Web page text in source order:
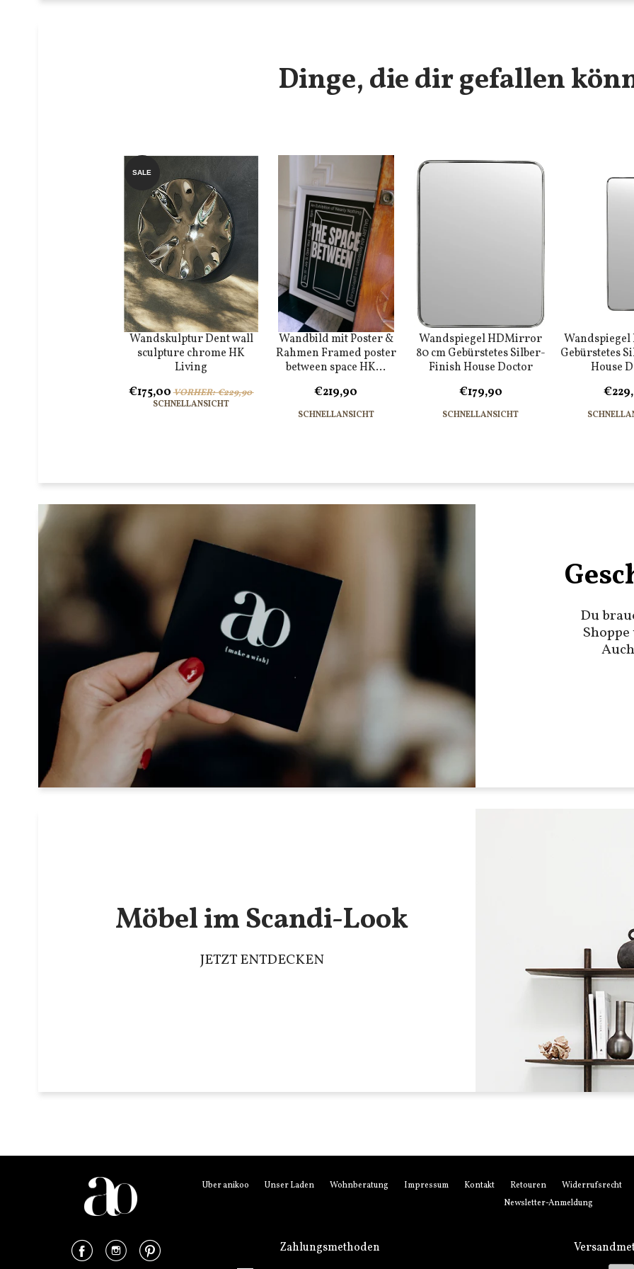
Dinge, die dir gefallen
Wandskulptur Dent wall
sculpture chrome HK
Living
SALE
€175,00 VORHER: €229,90
SCHNELLANSICHT
Wandbild mit Poster &
Rahmen Framed poster
between space HK...
€219,90
SCHNELLANSICHT
Wandspiegel HDMirror
80 cm Gebürstetes Silber-
Finish House Doctor
€179,90
SCHNELLANSICHT
Gebürstetes
House
Du
Möbel im Scandi-Look
JETZT ENTDECKEN
FacebookInstagramPinterest
Über anikoo Unser Laden Wohnberatung Impressum Kontakt Retouren
Widerrufsrecht
Newsletter-Anmeldung
Zahlungsmethoden